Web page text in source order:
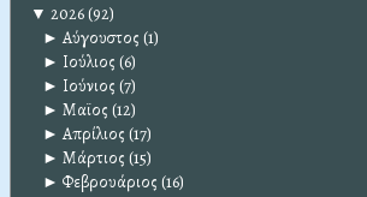
▼ 2026(92)
► Αύγουστος (1)
► Ιούλιος (6)
► Ιούνιος (7)
► Μαϊος (12)
► Απρίλιος (17)
► Μάρτιος (15)
► Φεβρουάριος (16)